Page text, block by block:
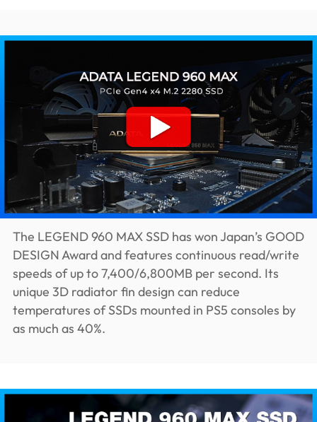
The LEGEND 960 MAX SSD has won Japan’s GOOD
DESIGN Award and features continuous read/write
speeds of up to 7,400/6,800MB per second. Its
unique 3D radiator fin design can reduce
temperatures of SSDs mounted in PS5 consoles by
as much as 40%.